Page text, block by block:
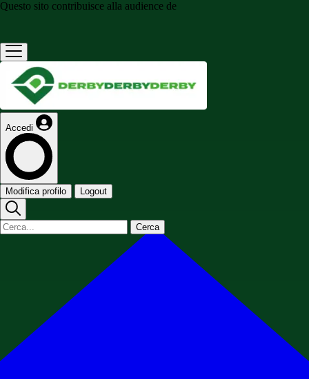
Questo sito contribuisce alla audience de
Accedi
Modifica profilo Logout
Cerca